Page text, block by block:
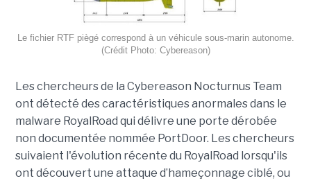
Le fichier RTF piègé correspond à un véhicule sous-marin autonome.
(Crédit Photo: Cybereason)
Les chercheurs de la Cybereason Nocturnus Team
ont détecté des caractéristiques anormales dans le
malware RoyalRoad qui délivre une porte dérobée
non documentée nommée PortDoor. Les chercheurs
suivaient l'évolution récente du RoyalRoad lorsqu'ils
ont découvert une attaque d’hameçonnage ciblé, ou